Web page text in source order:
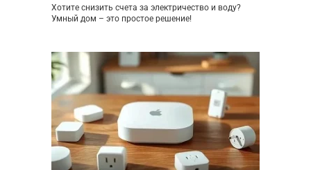
Хотите снизить счета за электричество и воду?
Умный дом – это простое решение!